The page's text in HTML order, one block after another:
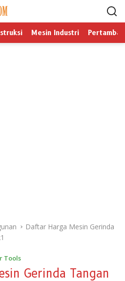
Mesin Industri
Daftar Harga Mesin Gerinda
Tools
Gerinda Tangan